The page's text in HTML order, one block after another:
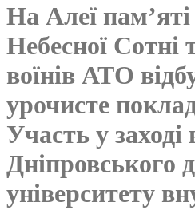
На Алеї пам’яті
Небесної Сотні
воїнів АТО
урочисте
Участь у заході
Дніпровського
університету